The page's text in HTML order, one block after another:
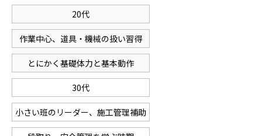
20代
作業中心、道具・機械の扱い習得
とにかく基礎体力と基本動作
30代
小さい班のリーダー、施工管理補助